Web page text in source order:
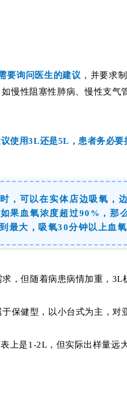
要询问医生的建议 ，并要求
如慢性阻塞性肺病、慢性支气
使用3L还是5L，患者务必要
，可以在实体店边吸氧，
果血氧浓度超过90%，那
最大，吸氧30分钟以上血
，但随着病患病情加重，3L
保健型，以小台式为主，
上是1-2L，但实际出样量远